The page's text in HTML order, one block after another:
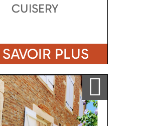
CUISERY
PLUS
Ajouter a ma sélection